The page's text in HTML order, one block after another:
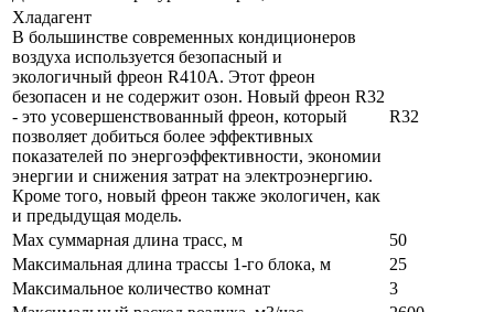
Хладагент
В большинстве современных кондиционеров
воздуха используется безопасный и
экологичный фреон R410A. Этот фреон
безопасен и не содержит озон. Новый фреон R32
- это усовершенствованный фреон, который
позволяет добиться более эффективных
показателей по энергоэффективности, экономии
энергии и снижения затрат на электроэнергию.
Кроме того, новый фреон также экологичен, как
и предыдущая модель.
R32
Max суммарная длина трасс, м
50
Максимальная длина трассы 1-го блока, м
25
Максимальное количество комнат
3